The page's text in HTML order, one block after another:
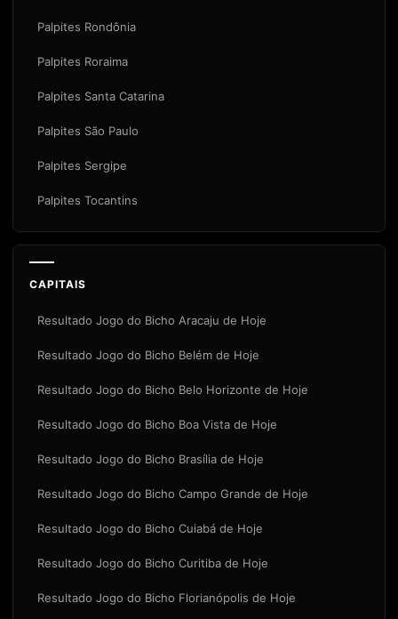
Palpites Rondônia
Palpites Roraima
Palpites Santa Catarina
Palpites São Paulo
Palpites Sergipe
Palpites Tocantins
CAPITAIS
Resultado Jogo do Bicho Aracaju de Hoje
Resultado Jogo do Bicho Belém de Hoje
Resultado Jogo do Bicho Belo Horizonte de Hoje
Resultado Jogo do Bicho Boa Vista de Hoje
Resultado Jogo do Bicho Brasília de Hoje
Resultado Jogo do Bicho Campo Grande de Hoje
Resultado Jogo do Bicho Cuiabá de Hoje
Resultado Jogo do Bicho Curitiba de Hoje
Resultado Jogo do Bicho Florianópolis de Hoje